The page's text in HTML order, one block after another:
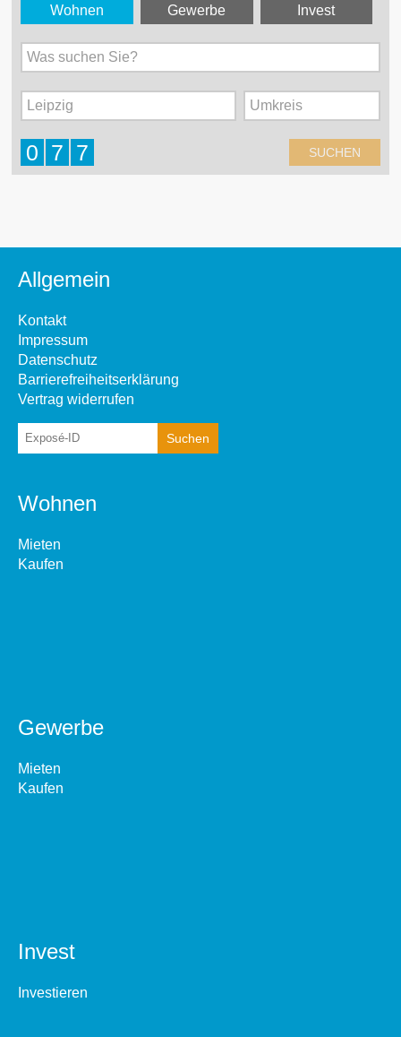
Wohnen Gewerbe Invest
Was suchen Sie?
Leipzig Umkreis
0 7 7
Allgemein
Kontakt
Impressum
Datenschutz
Barrierefreiheitserklärung
Vertrag widerrufen
Wohnen
Mieten
Kaufen
Gewerbe
Mieten
Kaufen
Invest
Investieren